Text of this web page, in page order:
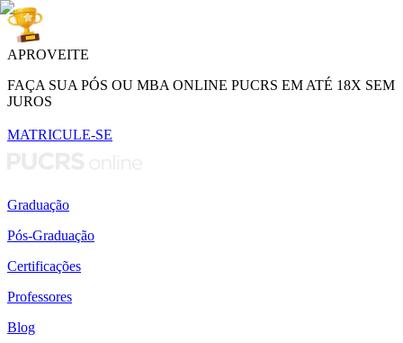
APROVEITE
FAÇA SUA PÓS OU MBA ONLINE PUCRS EM ATÉ 18X SEM
JUROS
MATRICULE-SE
Graduação
Pós-Graduação
Certificações
Professores
Blog